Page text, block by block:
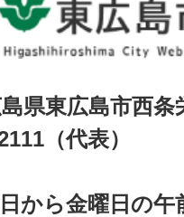
県東広島市西
（代表）
から金曜日の午